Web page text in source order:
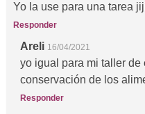
Yo la use para una tarea
Responder
Areli 16/04/2021
yo igual para mi taller
conservación de los
Responder